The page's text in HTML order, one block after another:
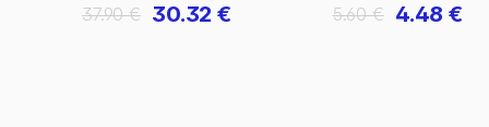
30.32 €
37.90 € 4.48 €
5.60 €